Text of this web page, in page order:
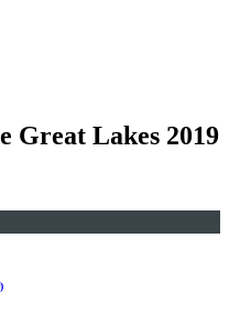
Great Lakes 2019